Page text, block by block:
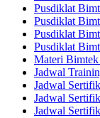
Pusdiklat
Pusdiklat
Pusdiklat
Pusdiklat
Materi
Jadwal
Jadwal
Jadwal
Jadwal